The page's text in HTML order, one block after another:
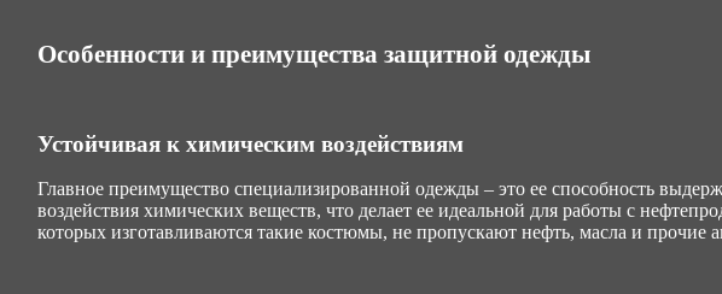
Особенности и преимущества защитной одежды
Устойчивая к химическим воздействиям
Главное преимущество специализированной одежды – это ее способность
воздействия химических веществ, что делает ее идеальной для работы с
которых изготавливаются такие костюмы, не пропускают нефть, масла и прочие